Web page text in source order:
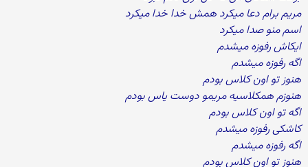
مریم برام دعا میکرد همش خدا خدا میکرد
اسم منو صدا میکرد
ایکاش رفوزه میشدم
اگه رفوزه میشدم
هنوز تو اون کلاس بودم
هنوزم همکلاسیه مریمو دوست یاس بودم
اگه تو اون کلاس بودم
کاشکی رفوزه میشدم
اگه رفوزه میشدم
هنوز تو اون کلاس بودم